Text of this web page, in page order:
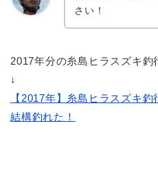
さい！
2017年分の糸島ヒラスズキ釣
↓
【2017年】糸島ヒラスズキ
結構釣れた！